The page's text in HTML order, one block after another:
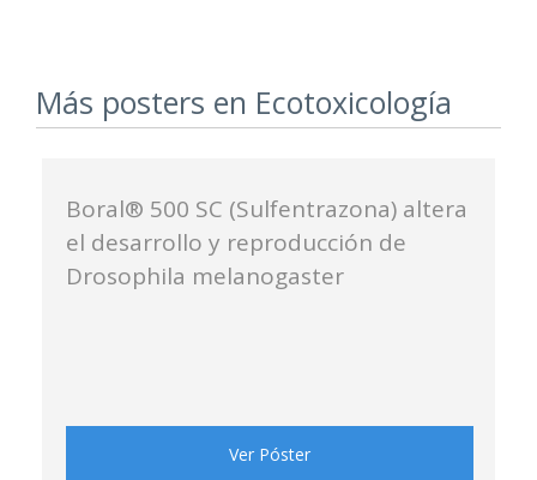
Más posters en Ecotoxicología
Boral® 500 SC (Sulfentrazona) altera
el desarrollo y reproducción de
Drosophila melanogaster
Ver Póster